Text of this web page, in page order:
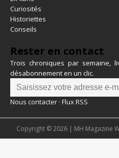
Curiosités
Historiettes
Conseils
Rester en contact
Trois chroniques par semaine,
désabonnement en un clic.
Nous contacter · Flux RSS
Copyright © 2026 | MH Magazine